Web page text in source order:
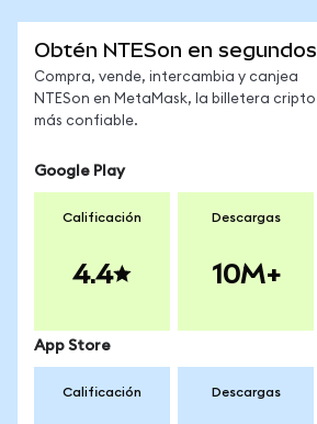
Obtén NTESon en segundos
Compra, vende, intercambia y canjea
NTESon en MetaMask, la billetera cripto
más confiable.
Google Play
Calificación
4.4
Descargas
10M+
App Store
Calificación Descargas